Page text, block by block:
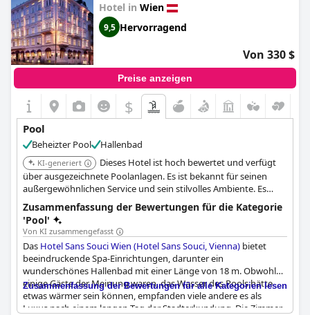
Hotel in Wien
9,5 Hervorragend
Von 330 $
Preise anzeigen
$
Pool
Beheizter Pool Hallenbad
KI-generiert
Dieses Hotel ist hoch bewertet und verfügt
über ausgezeichnete Poolanlagen. Es ist bekannt für seinen
außergewöhnlichen Service und sein stilvolles Ambiente. Es
bietet ein luxuriöses Erlebnis mit Liebe zum Detail.
Zusammenfassung der Bewertungen für die Kategorie
'Pool'
Von KI zusammengefasst
Das Hotel Sans Souci Wien (Hotel Sans Souci, Vienna) bietet
beeindruckende Spa-Einrichtungen, darunter ein
wunderschönes Hallenbad mit einer Länge von 18 m. Obwohl
einige Gäste der Meinung waren, das Wasser des Pools hätte
etwas wärmer sein können, empfanden viele andere es als
Luxus nach einem langen Tag der Stadterkundung. Die Zimmer
Zusammenfassung der Bewertungen für alle Kategorien lesen